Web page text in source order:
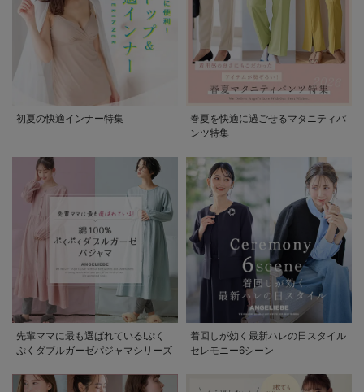
初夏の快適インナー特集
春夏を快適に過ごせるマタニティパ
ンツ特集
先輩ママに最も選ばれている!ぷく
ぷくダブルガーゼパジャマシリーズ
着回しが効く最新ハレの日スタイル
セレモニー6シーン